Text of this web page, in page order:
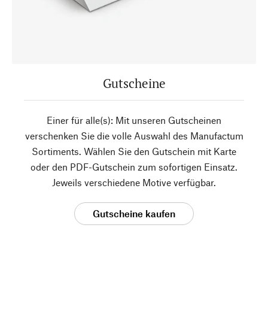
Gutscheine
Einer für alle(s): Mit unseren Gutscheinen
verschenken Sie die volle Auswahl des Manufactum
Sortiments. Wählen Sie den Gutschein mit Karte
oder den PDF-Gutschein zum sofortigen Einsatz.
Jeweils verschiedene Motive verfügbar.
Gutscheine kaufen